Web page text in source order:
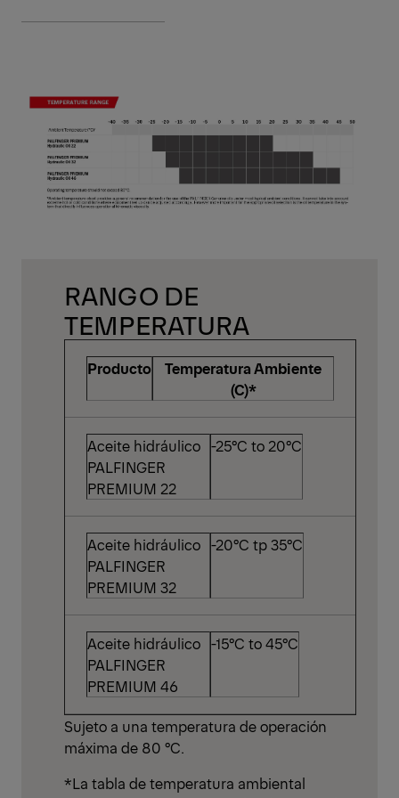
RANGO DE
TEMPERATURA
Producto
Temperatura Ambiente
(C)*
Aceite hidráulico
PALFINGER
PREMIUM 22
-25°C to 20°C
Aceite hidráulico
PALFINGER
PREMIUM 32
-20°C tp 35°C
Aceite hidráulico
PALFINGER
PREMIUM 46
-15°C to 45°C
Sujeto a una temperatura de operación
máxima de 80 °C.
*La tabla de temperatura ambiental